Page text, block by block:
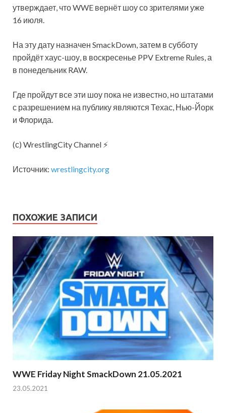
утверждает, что WWE вернёт шоу со зрителями уже
16 июля.
На эту дату назначен SmackDown, затем в субботу
пройдёт хаус-шоу, в воскресенье PPV Extreme Rules, а
в понедельник RAW.
Где пройдут все эти шоу пока не известно, но штатами
с разрешением на публику являются Техас, Нью-Йорк
и Флорида.
(с) WrestlingCity Channel ⚡
Источник: wrestlingcity.org
ПОХОЖИЕ ЗАПИСИ
WWE Friday Night SmackDown 21.05.2021
23.05.2021